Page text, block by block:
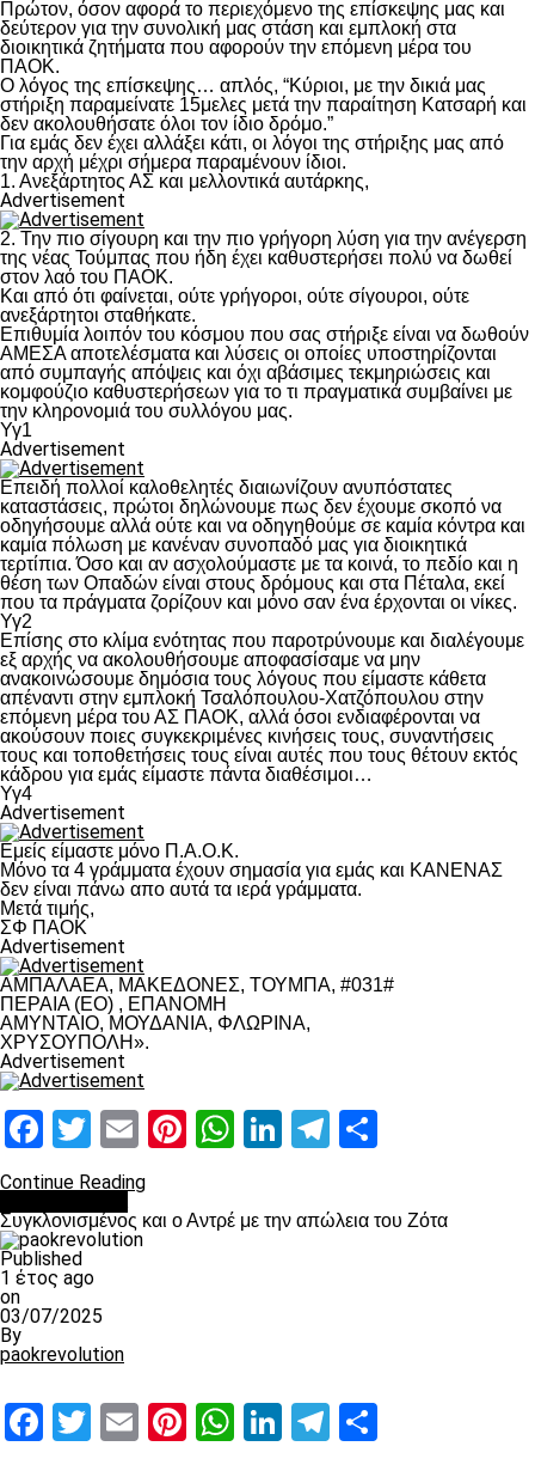
Πρώτον, όσον αφορά το περιεχόμενο της επίσκεψης μας και
δεύτερον για την συνολική μας στάση και εμπλοκή στα
διοικητικά ζητήματα που αφορούν την επόμενη μέρα του
ΠΑΟΚ.
Ο λόγος της επίσκεψης… απλός, “Κύριοι, με την δικιά μας
στήριξη παραμείνατε 15μελες μετά την παραίτηση Κατσαρή και
δεν ακολουθήσατε όλοι τον ίδιο δρόμο.”
Για εμάς δεν έχει αλλάξει κάτι, οι λόγοι της στήριξης μας από
την αρχή μέχρι σήμερα παραμένουν ίδιοι.
1. Ανεξάρτητος ΑΣ και μελλοντικά αυτάρκης,
Advertisement
2. Την πιο σίγουρη και την πιο γρήγορη λύση για την ανέγερση
της νέας Τούμπας που ήδη έχει καθυστερήσει πολύ να δωθεί
στον λαό του ΠΑΟΚ.
Και από ότι φαίνεται, ούτε γρήγοροι, ούτε σίγουροι, ούτε
ανεξάρτητοι σταθήκατε.
Επιθυμία λοιπόν του κόσμου που σας στήριξε είναι να δωθούν
ΑΜΕΣΑ αποτελέσματα και λύσεις οι οποίες υποστηρίζονται
από συμπαγής απόψεις και όχι αβάσιμες τεκμηριώσεις και
κομφούζιο καθυστερήσεων για το τι πραγματικά συμβαίνει με
την κληρονομιά του συλλόγου μας.
Υγ1
Advertisement
Επειδή πολλοί καλοθελητές διαιωνίζουν ανυπόστατες
καταστάσεις, πρώτοι δηλώνουμε πως δεν έχουμε σκοπό να
οδηγήσουμε αλλά ούτε και να οδηγηθούμε σε καμία κόντρα και
καμία πόλωση με κανέναν συνοπαδό μας για διοικητικά
τερτίπια. Όσο και αν ασχολούμαστε με τα κοινά, το πεδίο και η
θέση των Οπαδών είναι στους δρόμους και στα Πέταλα, εκεί
που τα πράγματα ζορίζουν και μόνο σαν ένα έρχονται οι νίκες.
Υγ2
Επίσης στο κλίμα ενότητας που παροτρύνουμε και διαλέγουμε
εξ αρχής να ακολουθήσουμε αποφασίσαμε να μην
ανακοινώσουμε δημόσια τους λόγους που είμαστε κάθετα
απέναντι στην εμπλοκή Τσαλόπουλου-Χατζόπουλου στην
επόμενη μέρα του ΑΣ ΠΑΟΚ, αλλά όσοι ενδιαφέρονται να
ακούσουν ποιες συγκεκριμένες κινήσεις τους, συναντήσεις
τους και τοποθετήσεις τους είναι αυτές που τους θέτουν εκτός
κάδρου για εμάς είμαστε πάντα διαθέσιμοι…
Υγ4
Advertisement
Εμείς είμαστε μόνο Π.Α.Ο.Κ.
Μόνο τα 4 γράμματα έχουν σημασία για εμάς και ΚΑΝΕΝΑΣ
δεν είναι πάνω απο αυτά τα ιερά γράμματα.
Μετά τιμής,
ΣΦ ΠΑΟΚ
Advertisement
ΑΜΠΑΛΑΕΑ, ΜΑΚΕΔΟΝΕΣ, ΤΟΥΜΠΑ, #031#
ΠΕΡΑΙΑ (ΕΟ) , ΕΠΑΝΟΜΗ
ΑΜΥΝΤΑΙΟ, ΜΟΥΔΑΝΙΑ, ΦΛΩΡΙΝΑ,
ΧΡΥΣΟΥΠΟΛΗ».
Advertisement
Facebook
Twitter
EmailPinterest
WhatsApp
LinkedIn
Telegram
Continue Reading
Συγκλονισμένος και ο Αντρέ με την απώλεια του Ζότα
Published
1 έτος ago
on
03/07/2025
By
paokrevolution
Facebook
Twitter
EmailPinterest
WhatsApp
LinkedIn
Telegram